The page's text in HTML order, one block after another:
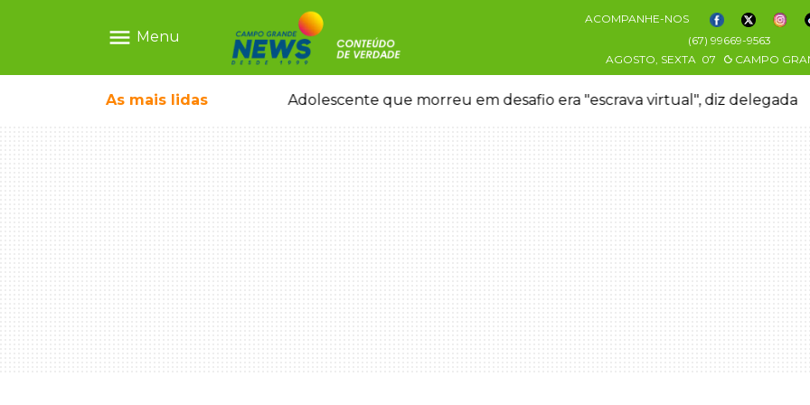
menu Menu
ACOMPANHE-NOS
(67) 99669-9563
AGOSTO, SEXTA 07 CAMPO
As mais lidas
ganhar dia oficial em MS Adolescente que morreu em desafio era "escrava virtual", diz delegada